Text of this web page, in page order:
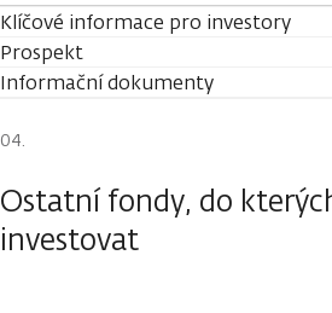
Klíčové informace pro investory
Prospekt
Informační dokumenty
Ostatní fondy, do
investovat